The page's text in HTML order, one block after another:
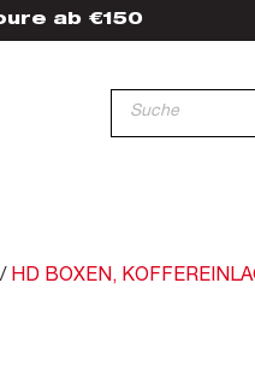
ab €150
/ HD BOXEN,